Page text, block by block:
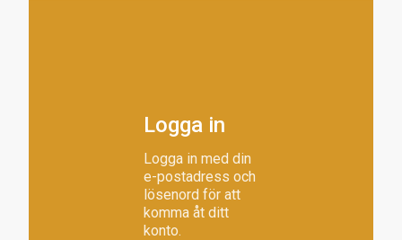
Logga in
Logga in med din
e-postadress och
lösenord för att
komma åt ditt
konto.